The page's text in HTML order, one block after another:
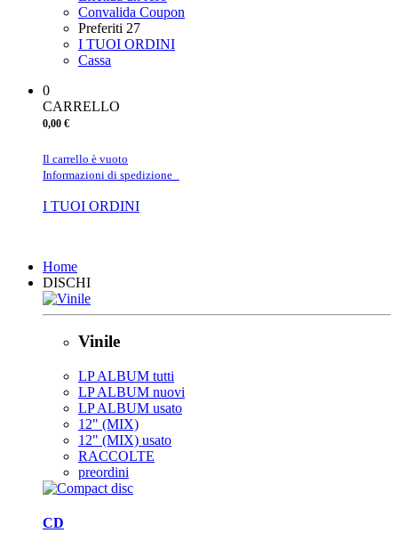
Convalida Coupon
Preferiti 27
I TUOI ORDINI
Cassa
0
CARRELLO
0,00 €
Il carrello è vuoto
Informazioni di spedizione
I TUOI ORDINI
Home
DISCHI
Vinile
LP ALBUM tutti
LP ALBUM nuovi
LP ALBUM usato
12" (MIX)
12" (MIX) usato
RACCOLTE
preordini
CD